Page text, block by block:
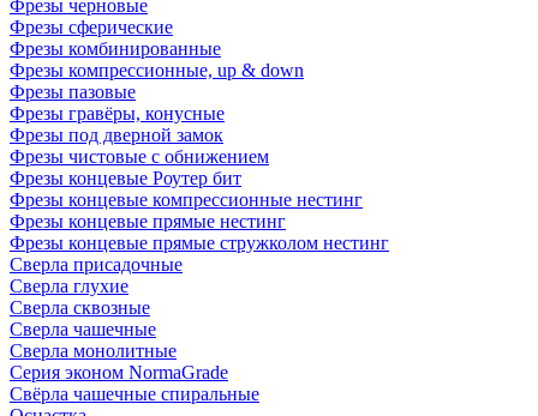
Фрезы черновые
Фрезы сферические
Фрезы комбинированные
Фрезы компрессионные, up & down
Фрезы пазовые
Фрезы гравёры, конусные
Фрезы под дверной замок
Фрезы чистовые с обнижением
Фрезы концевые Роутер бит
Фрезы концевые компрессионные нестинг
Фрезы концевые прямые нестинг
Фрезы концевые прямые стружколом нестинг
Сверла присадочные
Сверла глухие
Сверла сквозные
Сверла чашечные
Сверла монолитные
Серия эконом NormaGrade
Свёрла чашечные спиральные